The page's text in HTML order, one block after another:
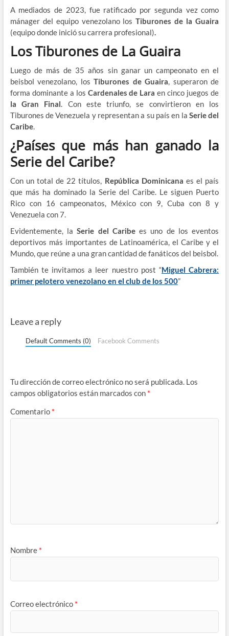
A mediados de 2023, fue ratificado por segunda vez como
mánager del equipo venezolano los Tiburones de la Guaira
(equipo donde inició su carrera profesional).
Los Tiburones de La Guaira
Luego de más de 35 años sin ganar un campeonato en el
beisbol venezolano, losTiburones de Guaira, superaron de
forma dominante a los Cardenales de Lara en cinco juegos de
la Gran Final. Con este triunfo, se convirtieron en los
Tiburones de Venezuela y representan a su país en la Serie del
Caribe.
¿Países que más han ganado la
Serie del Caribe?
Con un total de 22 títulos, República Dominicana es el país
que más ha dominado la Serie del Caribe. Le siguen Puerto
Rico con 16 campeonatos, México con 9, Cuba con 8 y
Venezuela con 7.
Evidentemente, laSerie del Caribees uno de los eventos
deportivos más importantes de Latinoamérica, el Caribe y el
Mundo, que reúne a una gran cantidad de fanáticos del beisbol.
También te invitamos a leer nuestro post “Miguel Cabrera:
primer pelotero venezolano en el club de los 500”
Leave a reply
Default Comments (0) Facebook Comments
Tu dirección de correo electrónico no será publicada. Los
campos obligatorios están marcados con *
Comentario *
Nombre *
Correo electrónico *